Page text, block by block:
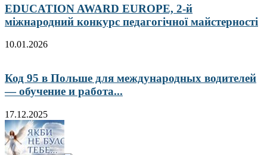
EDUCATION AWARD EUROPE, 2-й
міжнародний конкурс педагогічної майстерності
10.01.2026
Код 95 в Польше для международных водителей
— обучение и работа...
17.12.2025